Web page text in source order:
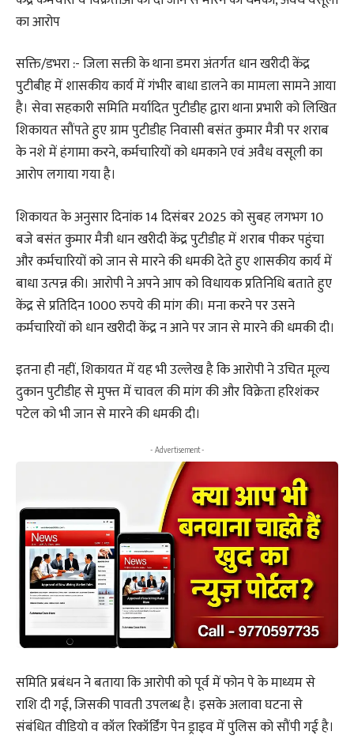
का आरोप
सक्ति/डभरा :- जिला सक्ती के थाना डमरा अंतर्गत धान खरीदी केंद्र
पुटीबीह में शासकीय कार्य में गंभीर बाधा डालने का मामला सामने आया
है। सेवा सहकारी समिति मर्यादित पुटीडीह द्वारा थाना प्रभारी को लिखित
शिकायत सौंपते हुए ग्राम पुटीडीह निवासी बसंत कुमार मैत्री पर शराब
के नशे में हंगामा करने, कर्मचारियों को धमकाने एवं अवैध वसूली का
आरोप लगाया गया है।
शिकायत के अनुसार दिनांक 14 दिसंबर 2025 को सुबह लगभग 10
बजे बसंत कुमार मैत्री धान खरीदी केंद्र पुटीडीह में शराब पीकर पहुंचा
और कर्मचारियों को जान से मारने की धमकी देते हुए शासकीय कार्य में
बाधा उत्पन्न की। आरोपी ने अपने आप को विधायक प्रतिनिधि बताते हुए
केंद्र से प्रतिदिन 1000 रुपये की मांग की। मना करने पर उसने
कर्मचारियों को धान खरीदी केंद्र न आने पर जान से मारने की धमकी दी।
इतना ही नहीं, शिकायत में यह भी उल्लेख है कि आरोपी ने उचित मूल्य
दुकान पुटीडीह से मुफ्त में चावल की मांग की और विक्रेता हरिशंकर
पटेल को भी जान से मारने की धमकी दी।
- Advertisement -
समिति प्रबंधन ने बताया कि आरोपी को पूर्व में फोन पे के माध्यम से
राशि दी गई, जिसकी पावती उपलब्ध है। इसके अलावा घटना से
संबंधित वीडियो व कॉल रिकॉर्डिंग पेन ड्राइव में पुलिस को सौंपी गई है।